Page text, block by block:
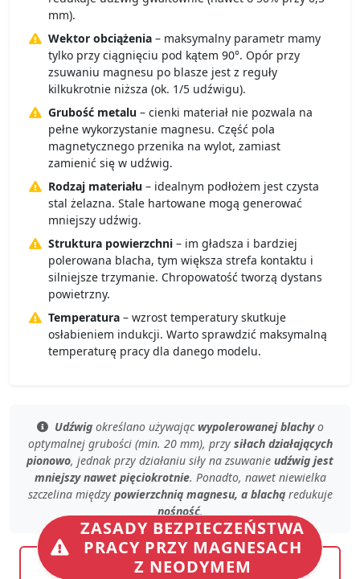
mm).
Wektor obciążenia – maksymalny parametr mamy
tylko przy ciągnięciu pod kątem 90°. Opór przy
zsuwaniu magnesu po blasze jest z reguły
kilkukrotnie niższa (ok. 1/5 udźwigu).
Grubość metalu – cienki materiał nie pozwala na
pełne wykorzystanie magnesu. Część pola
magnetycznego przenika na wylot, zamiast
zamienić się w udźwig.
Rodzaj materiału – idealnym podłożem jest czysta
stal żelazna. Stale hartowane mogą generować
mniejszy udźwig.
Struktura powierzchni – im gładsza i bardziej
polerowana blacha, tym większa strefa kontaktu i
silniejsze trzymanie. Chropowatość tworzą dystans
powietrzny.
Temperatura – wzrost temperatury skutkuje
osłabieniem indukcji. Warto sprawdzić maksymalną
temperaturę pracy dla danego modelu.
Udźwigokreślano używając wypolerowanej blachyo
optymalnej grubości (min. 20 mm), przy siłach działających
pionowo, jednak przy działaniu siły na zsuwanie udźwig jest
mniejszy nawet pięciokrotnie. Ponadto, nawet niewielka
szczelinamiędzy powierzchnią magnesu, a blachąredukuje
nośność.
ZASADY BEZPIECZEŃSTWA
PRACY PRZY MAGNESACH
Z NEODYMEM